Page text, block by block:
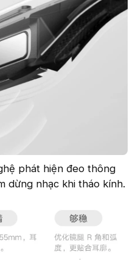
phát hiện đeo thông
dừng nhạc khi tháo kính.